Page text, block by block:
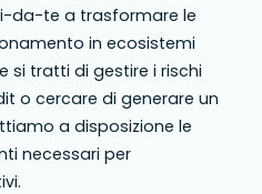
da-te a trasformare le
in ecosistemi
si tratti di gestire i rischi
o cercare di generare un
a disposizione le
necessari per